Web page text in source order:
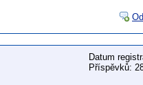
Datum
Příspěvků: